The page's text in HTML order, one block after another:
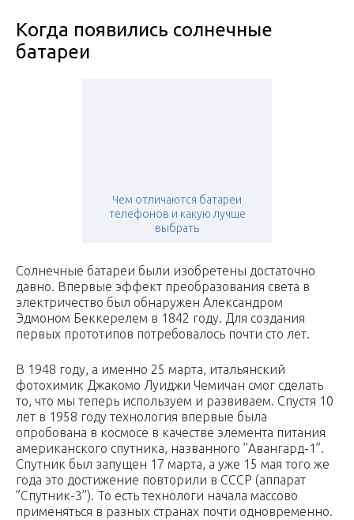
Когда появились солнечные
батареи
Чем отличаются батареи
телефонов и какую лучше
выбрать
Солнечные батареи были изобретены достаточно
давно. Впервые эффект преобразования света в
электричество был обнаружен Александром
Эдмоном Беккерелем в 1842 году. Для создания
первых прототипов потребовалось почти сто лет.
В 1948 году, а именно 25 марта, итальянский
фотохимик Джакомо Луиджи Чемичан смог сделать
то, что мы теперь используем и развиваем. Спустя 10
лет в 1958 году технология впервые была
опробована в космосе в качестве элемента питания
американского спутника, названного ”Авангард-1”.
Спутник был запущен 17 марта, а уже 15 мая того же
года это достижение повторили в СССР (аппарат
”Спутник-3”). То есть технологи начала массово
применяться в разных странах почти одновременно.